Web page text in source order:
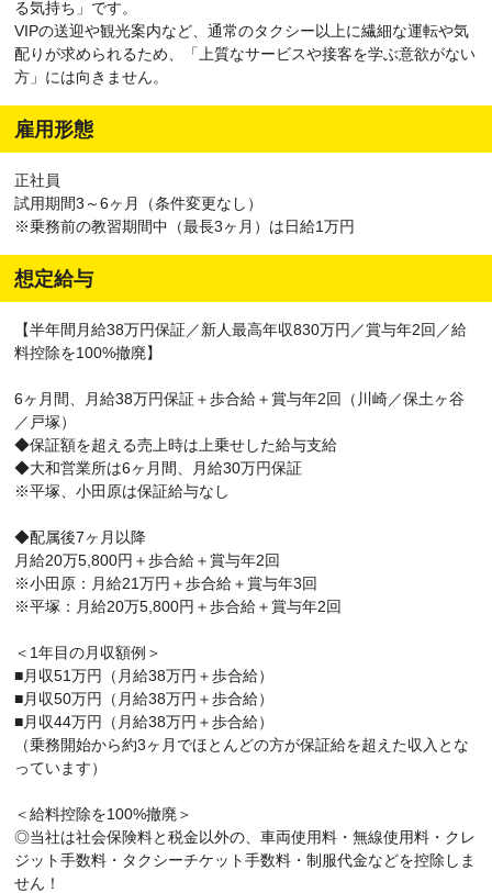
る気持ち」です。
VIPの送迎や観光案内など、通常のタクシー以上に繊細な運転や気
配りが求められるため、「上質なサービスや接客を学ぶ意欲がない
方」には向きません。
雇用形態
正社員
試用期間3～6ヶ月（条件変更なし）
※乗務前の教習期間中（最長3ヶ月）は日給1万円
想定給与
【半年間月給38万円保証／新人最高年収830万円／賞与年2回／給
料控除を100%撤廃】
6ヶ月間、月給38万円保証＋歩合給＋賞与年2回（川崎／保土ヶ谷
／戸塚）
◆保証額を超える売上時は上乗せした給与支給
◆大和営業所は6ヶ月間、月給30万円保証
※平塚、小田原は保証給与なし
◆配属後7ヶ月以降
月給20万5,800円＋歩合給＋賞与年2回
※小田原：月給21万円＋歩合給＋賞与年3回
※平塚：月給20万5,800円＋歩合給＋賞与年2回
＜1年目の月収額例＞
■月収51万円（月給38万円＋歩合給）
■月収50万円（月給38万円＋歩合給）
■月収44万円（月給38万円＋歩合給）
（乗務開始から約3ヶ月でほとんどの方が保証給を超えた収入とな
っています）
＜給料控除を100%撤廃＞
◎当社は社会保険料と税金以外の、車両使用料・無線使用料・クレ
ジット手数料・タクシーチケット手数料・制服代金などを控除しま
せん！